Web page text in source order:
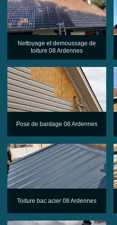
Nettoyage et demoussage de
toiture 08 Ardennes
Pose de bardage 08 Ardennes
Toiture bac acier 08 Ardennes